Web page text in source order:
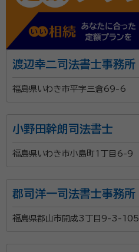
渡辺幸二司法書士事務所
福島県いわき市平字三倉69-6
小野田幹朗司法書士
福島県いわき市小島町1丁目6-9
郡司洋一司法書士事務所
福島県郡山市開成3丁目9-3-105